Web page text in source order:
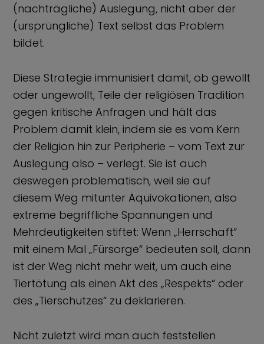
(nachträgliche) Auslegung, nicht aber der
(ursprüngliche) Text selbst das Problem
bildet.
Diese Strategie immunisiert damit, ob gewollt
oder ungewollt, Teile der religiösen Tradition
gegen kritische Anfragen und hält das
Problem damit klein, indem sie es vom Kern
der Religion hin zur Peripherie – vom Text zur
Auslegung also – verlegt. Sie ist auch
deswegen problematisch, weil sie auf
diesem Weg mitunter Äquivokationen, also
extreme begriffliche Spannungen und
Mehrdeutigkeiten stiftet: Wenn „Herrschaft“
mit einem Mal „Fürsorge“ bedeuten soll, dann
ist der Weg nicht mehr weit, um auch eine
Tiertötung als einen Akt des „Respekts“ oder
des „Tierschutzes“ zu deklarieren.
Nicht zuletzt wird man auch feststellen